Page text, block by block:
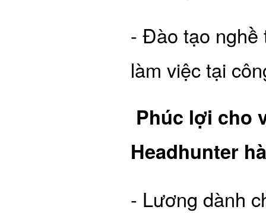
- Đào tạo nghề
làm việc tại
Phúc lợi cho
Headhunter
- Lương dành